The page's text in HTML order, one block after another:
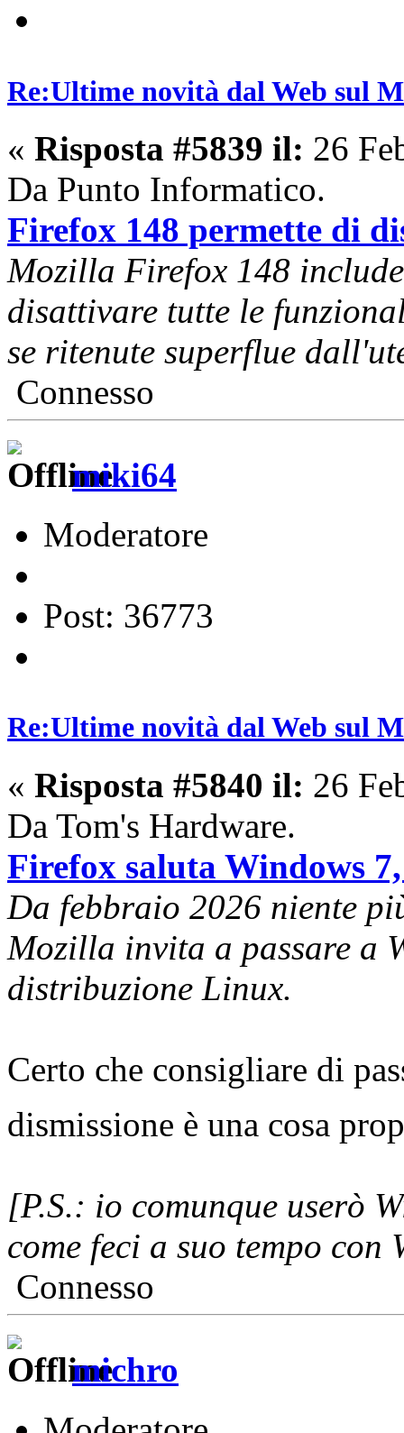
Re:Ultime novità dal Web sul
« Risposta #5839 il: 26
Da Punto Informatico.
Firefox 148 permette di
Mozilla Firefox 148
disattivare tutte le
se ritenute superflue
Connesso
miki64
Moderatore
Post: 36773
Re:Ultime novità dal Web sul
« Risposta #5840 il: 26
Da Tom's Hardware.
Firefox saluta Windows
Da febbraio 2026 niente
Mozilla invita a passare a
distribuzione Linux.
Certo che consigliare di
dismissione è una cosa
[P.S.: io comunque userò
come feci a suo tempo con
Connesso
michro